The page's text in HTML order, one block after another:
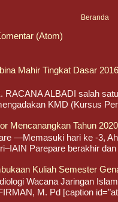
Beranda
(Atom)
Mahir Tingkat Dasar
RACANA ALBADI salah
KMD (Kursus
Mencanangkan Tahun
—Memasuki hari ke -3,
Parepare berakhir
Kuliah Semester
Wacana Jaringan
M. Pd [caption